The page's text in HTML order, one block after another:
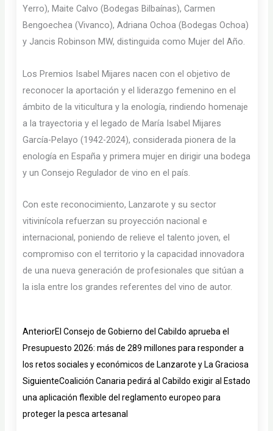
Yerro), Maite Calvo (Bodegas Bilbaínas), Carmen
Bengoechea (Vivanco), Adriana Ochoa (Bodegas Ochoa)
y Jancis Robinson MW, distinguida como Mujer del Año.
Los Premios Isabel Mijares nacen con el objetivo de
reconocer la aportación y el liderazgo femenino en el
ámbito de la viticultura y la enología, rindiendo homenaje
a la trayectoria y el legado de María Isabel Mijares
García-Pelayo (1942-2024), considerada pionera de la
enología en España y primera mujer en dirigir una bodega
y un Consejo Regulador de vino en el país.
Con este reconocimiento, Lanzarote y su sector
vitivinícola refuerzan su proyección nacional e
internacional, poniendo de relieve el talento joven, el
compromiso con el territorio y la capacidad innovadora
de una nueva generación de profesionales que sitúan a
la isla entre los grandes referentes del vino de autor.
Ant
AnteriorEl Consejo de Gobierno del Cabildo aprueba el
Presupuesto 2026: más de 289 millones para responder a
los retos sociales y económicos de Lanzarote y La Graciosa
SiguienteCoalición Canaria pedirá al Cabildo exigir al Estado
una aplicación flexible del reglamento europeo para
proteger la pesca artesanal
Siguiente